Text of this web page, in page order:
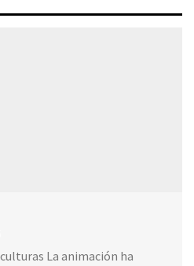
La animación ha